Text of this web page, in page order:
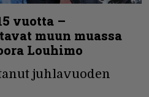
vuotta –
muun muassa
Louhimo
juhlavuoden